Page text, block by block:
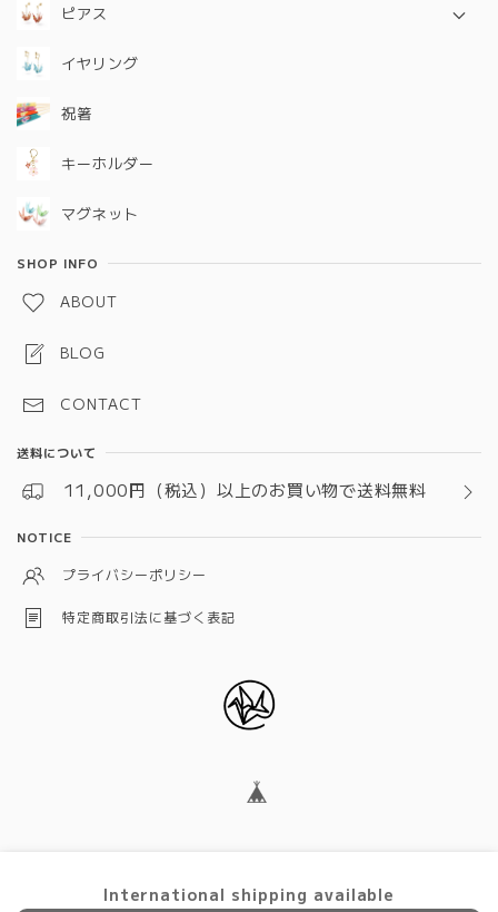
ピアス
定番シリーズ
イヤリング
祝箸
キーホルダー
マグネット
SHOP INFO
ABOUT
BLOG
CONTACT
送料について
11,000円（税込）以上のお買い物で送料無料
NOTICE
プライバシーポリシー
特定商取引法に基づく表記
International shipping available